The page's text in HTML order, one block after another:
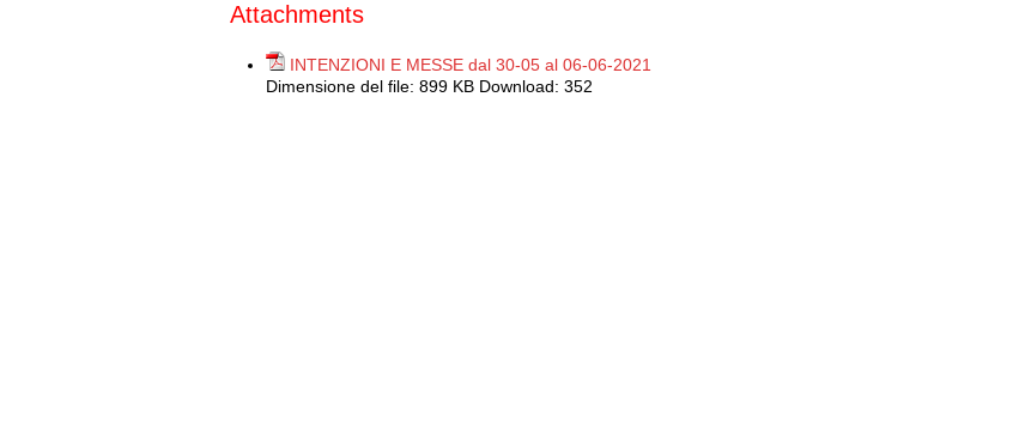
Attachments
INTENZIONI E MESSE dal 30-05 al 06-06-2021
Dimensione del file: 899 KB Download: 352